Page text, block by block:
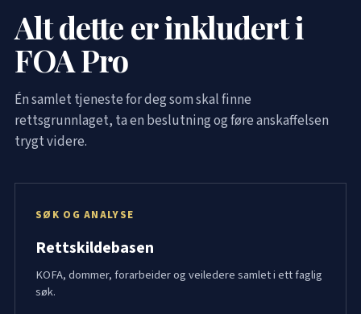
Alt dette er inkludert i
FOA Pro
Én samlet tjeneste for deg som skal finne
rettsgrunnlaget, ta en beslutning og føre anskaffelsen
trygt videre.
SØK OG ANALYSE
Rettskildebasen
KOFA, dommer, forarbeider og veiledere samlet i ett faglig
søk.